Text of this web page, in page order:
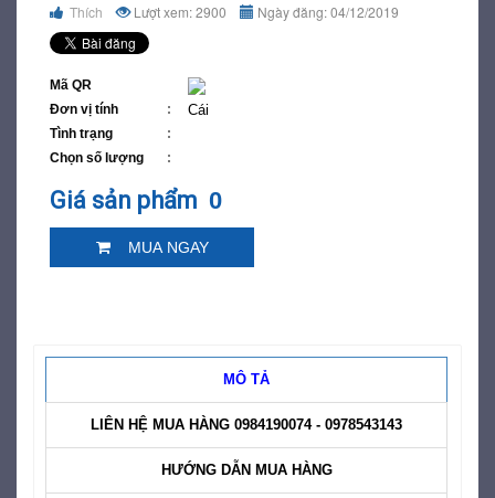
Thích Lượt xem: 2900 Ngày đăng: 04/12/2019
Mã QR
Đơn vị tính
Cái
Tình trạng
Chọn số lượng
Giá sản phẩm 0
MUA NGAY
MÔ TẢ
LIÊN HỆ MUA HÀNG 0984190074 - 0978543143
HƯỚNG DẪN MUA HÀNG